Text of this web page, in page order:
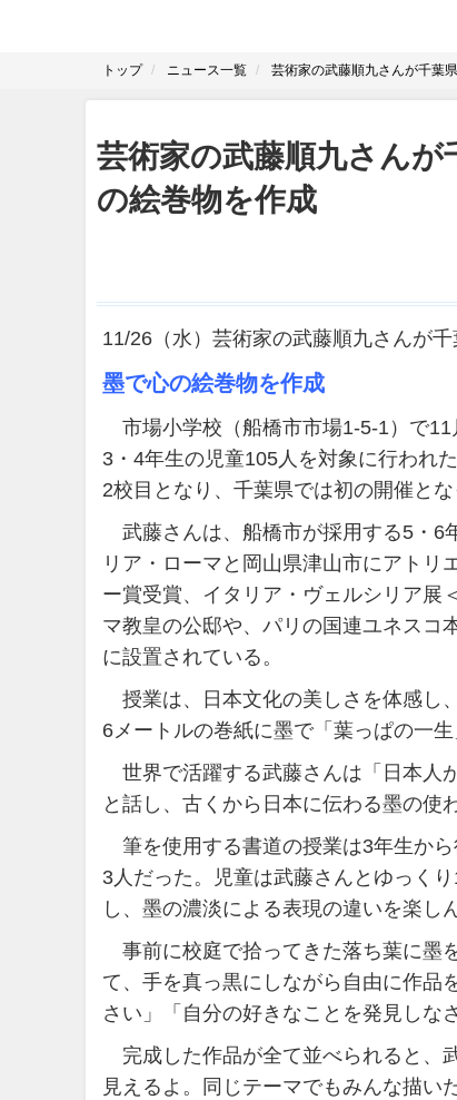
トップ ニュース一覧 芸術家の武藤順九さんが千葉
芸術家の武藤順九さん
の絵巻物を作成
11/26（水）芸術家の武藤順九さんが
墨で心の絵巻物を作成
市場小学校（船橋市市場1-5-1）で
3・4年生の児童105人を対象に行われ
2校目となり、千葉県では初の開催とな
武藤さんは、船橋市が採用する5・6
リア・ローマと岡山県津山市にアトリ
ー賞受賞、イタリア・ヴェルシリア展
マ教皇の公邸や、パリの国連ユネスコ
に設置されている。
授業は、日本文化の美しさを体感し
6メートルの巻紙に墨で「葉っぱの一
世界で活躍する武藤さんは「日本人
と話し、古くから日本に伝わる墨の使
筆を使用する書道の授業は3年生か
3人だった。児童は武藤さんとゆっく
し、墨の濃淡による表現の違いを楽し
事前に校庭で拾ってきた落ち葉に墨
て、手を真っ黒にしながら自由に作品
さい」「自分の好きなことを発見しな
完成した作品が全て並べられると、
見えるよ。同じテーマでもみんな描い